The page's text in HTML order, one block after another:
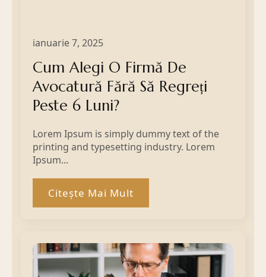
Cum Alegi O Firmă De
Avocatură Fără Să Regreți
Peste 6 Luni?
ianuarie 7, 2025
Lorem Ipsum is simply dummy text of the
printing and typesetting industry. Lorem
Ipsum...
Citește Mai Mult